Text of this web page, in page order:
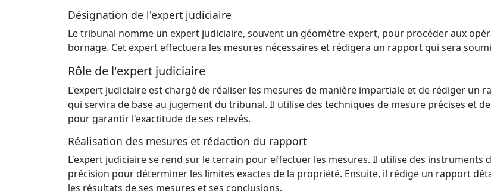
Désignation de l'expert judiciaire
Le tribunal nomme un expert judiciaire, souvent un géomètre-expert, pour procéder aux
bornage. Cet expert effectuera les mesures nécessaires et rédigera un rapport qui sera
Rôle de l'expert judiciaire
L'expert judiciaire est chargé de réaliser les mesures de manière impartiale et de rédiger un
qui servira de base au jugement du tribunal. Il utilise des techniques de mesure précises et
pour garantir l'exactitude de ses relevés.
Réalisation des mesures et rédaction du rapport
L'expert judiciaire se rend sur le terrain pour effectuer les mesures. Il utilise des instruments
précision pour déterminer les limites exactes de la propriété. Ensuite, il rédige un rapport
les résultats de ses mesures et ses conclusions.